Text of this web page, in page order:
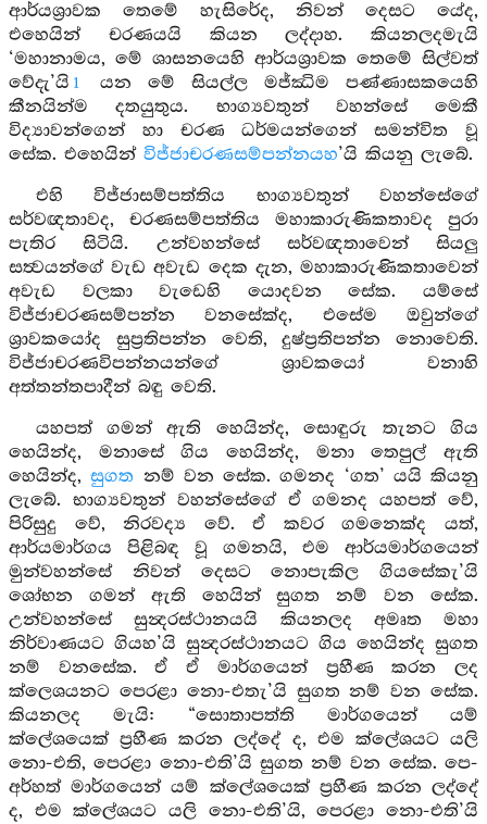
ආර්යශ්‍රාවක තෙමේ හැසිරේද, නිවන් දෙසට යේද,
එහෙයින් චරණයයි කියන ලද්දාහ. කියනලදමැයි
‘මහානාමය, මේ ශාසනයෙහි ආර්යශ්‍රාවක තෙමේ සිල්වත්
වේදැ’යි 1
යන මේ සියල්ල මජ්ඣිම පණ්ණාසකයෙහි
කීනයින්ම දතයුතුය. භාග්‍යවතුන් වහන්සේ මෙකී
විද්‍යාවන්ගෙන් හා චරණ ධර්මයන්ගෙන් සමන්විත වූ
සේක. එහෙයින් විජ්ජාචරණසම්පන්නයහ’යි කියනු ලැබේ.
එහි විජ්ජාසම්පත්තිය භාග්‍යවතුන් වහන්සේගේ
සර්වඥතාවද, චරණසම්පත්තිය මහාකාරුණිකතාවද පුරා
පැතිර සිටියි. උන්වහන්සේ සර්වඥතාවෙන් සියලු
සත්‍වයන්ගේ වැඩ අවැඩ දෙක දැන, මහාකාරුණිකතාවෙන්
අවැඩ වලකා වැඩෙහි යොදවන සේක. යම්සේ
විජ්ජාචරණසම්පන්න වනසේක්ද, එසේම ඔවුන්ගේ
ශ්‍රාවකයෝද සුප්‍රතිපන්න වෙති, දුෂ්ප්‍රතිපන්න නොවෙති.
විජ්ජාචරණවිපන්නයන්ගේ ශ්‍රාවකයෝ වනාහි
අත්තන්තපාදීන් බඳු වෙති.
යහපත් ගමන් ඇති හෙයින්ද, සොඳුරු තැනට ගිය
හෙයින්ද, මනාසේ ගිය හෙයින්ද, මනා තෙපුල් ඇති
හෙයින්ද,සුගත නම් වන සේක. ගමනද ‘ගත’ යයි කියනු
ලැබේ. භාග්‍යවතුන් වහන්සේගේ ඒ ගමනද යහපත් වේ,
පිරිසුදු වේ, නිරවද්‍ය වේ. ඒ කවර ගමනෙක්ද යත්,
ආර්යමාර්ගය පිළිබඳ වූ ගමනයි, එම ආර්යමාර්ගයෙන්
මුන්වහන්සේ නිවන් දෙසට නොපැකිල ගියසේකැ’යි
ශෝභන ගමන් ඇති හෙයින් සුගත නම් වන සේක.
උන්වහන්සේ සුන්‍දරස්ථානයයි කියනලද අමෘත මහා
නිර්වාණයට ගියහ’යි සුන්‍දරස්ථානයට ගිය හෙයින්ද සුගත
නම් වනසේක. ඒ ඒ මාර්ගයෙන් ප්‍රහීණ කරන ලද
ක්ලෙශයනට පෙරළා නො-එතැ’යි සුගත නම් වන සේක.
කියනලද මැයි: “සොතාපත්ති මාර්ගයෙන් යම්
ක්ලේශයෙක් ප්‍රහීණ කරන ලද්දේ ද, එම ක්ලේශයට යලි
නො-එති, පෙරළා නො-එති’යි සුගත නම් වන සේක. පෙ-
අර්හත් මාර්ගයෙන් යම් ක්ලේශයෙක් ප්‍රහීණ කරන ලද්දේ
ද, එම ක්ලේශයට යලි නො-එති’යි, පෙරළා නො-එති’යි